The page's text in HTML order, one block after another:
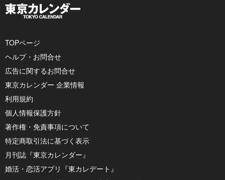
TOPページ
ヘルプ・お問合せ
広告に関するお問合せ
東京カレンダー 企業情報
利用規約
個人情報保護方針
著作権・免責事項について
特定商取引法に基づく表示
月刊誌『東京カレンダー』
婚活・恋活アプリ『東カレデート』